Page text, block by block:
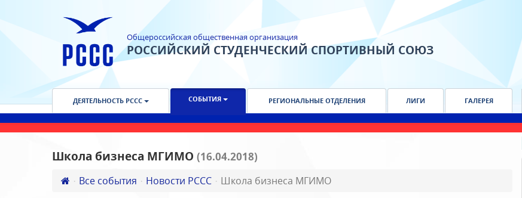
Общероссийская общественная организация
РОССИЙСКИЙ СТУДЕНЧЕСКИЙ СПОРТИВНЫЙ СОЮЗ
ДЕЯТЕЛЬНОСТЬ РССС СОБЫТИЯ РЕГИОНАЛЬНЫЕ ОТДЕЛЕНИЯ ЛИГИ ГАЛЕРЕЯ
Школа бизнеса МГИМО (16.04.2018)
Все события Новости РССС Школа бизнеса МГИМО